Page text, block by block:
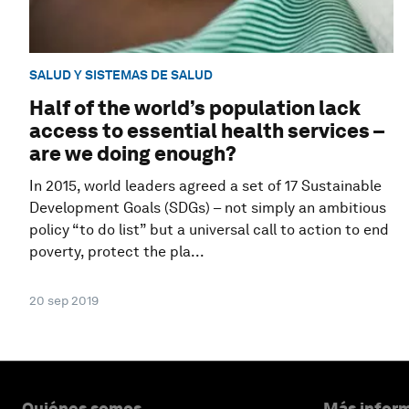
SALUD Y SISTEMAS DE SALUD
Half of the world’s population lack
access to essential health services –
are we doing enough?
In 2015, world leaders agreed a set of 17 Sustainable
Development Goals (SDGs) – not simply an ambitious
policy “to do list” but a universal call to action to end
poverty, protect the pla...
20 sep 2019